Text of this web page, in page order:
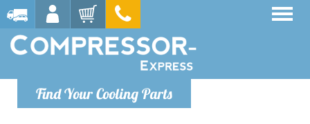
Find Your Cooling Parts